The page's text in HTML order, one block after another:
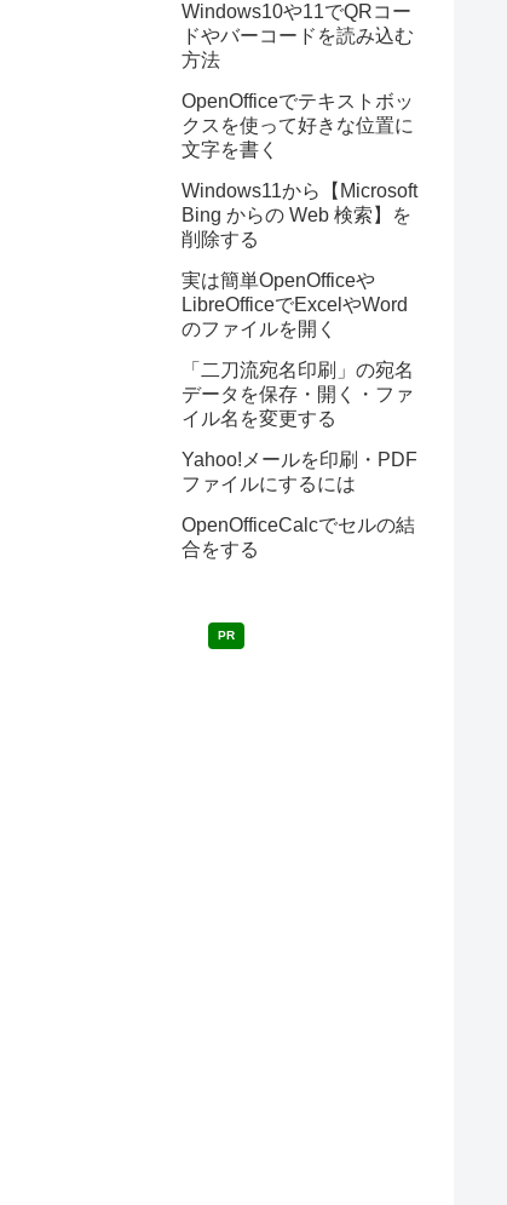
Windows10や11でQRコー
ドやバーコードを読み込む
方法
OpenOfficeでテキストボッ
クスを使って好きな位置に
文字を書く
Windows11から【Microsoft
Bing からの Web 検索】を
削除する
実は簡単OpenOfficeや
LibreOfficeでExcelやWord
のファイルを開く
「二刀流宛名印刷」の宛名
データを保存・開く・ファ
イル名を変更する
Yahoo!メールを印刷・PDF
ファイルにするには
OpenOfficeCalcでセルの結
合をする
PR